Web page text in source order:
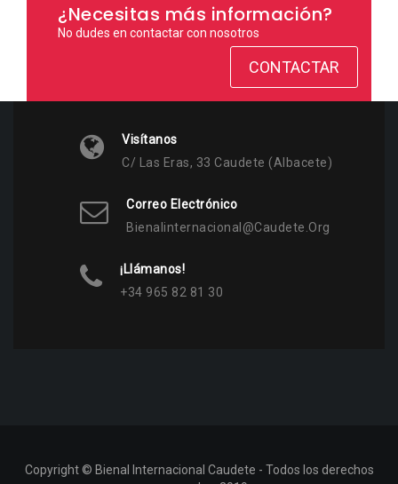
¿Necesitas más información?
No dudes en contactar con nosotros
CONTACTAR
Visítanos
C/ Las Eras, 33 Caudete (Albacete)
Correo Electrónico
Bienalinternacional@caudete.org
¡Llámanos!
+34 965 82 81 30
Copyright © Bienal Internacional Caudete - Todos los derechos